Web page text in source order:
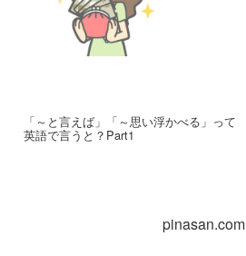
「～と言えば」「～思い浮かべる」って
英語で言うと？Part1
pinasan.com